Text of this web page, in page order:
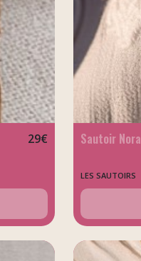
29€ Sautoir Nora
LES SAUTOIRS